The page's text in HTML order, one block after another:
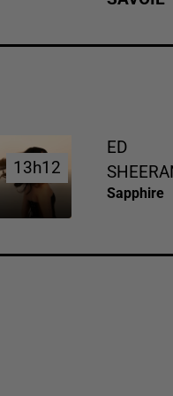
13h12
13h12
ED
Sapphire